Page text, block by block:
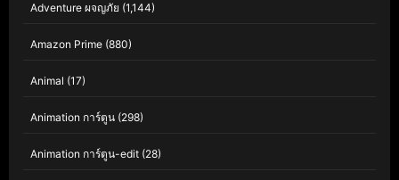
Adventure ผจญภัย (1,144)
Amazon Prime (880)
Animal (17)
Animation การ์ตูน (298)
Animation การ์ตูน-edit (28)